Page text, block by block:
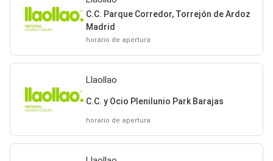
C.C. Parque Corredor, Torrejón de Ardoz
Madrid
horario de apertura
Llaollao
C.C. y Ocio Plenilunio Park Barajas
horario de apertura